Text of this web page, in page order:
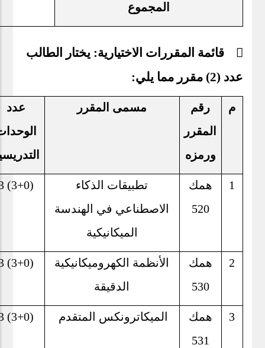
المجموع
 قائمة المقررات الاختيارية: يختار الطالب
عدد (2) مقرر مما يلي:
م
رقم
المقرر
ورمزه
مسمى المقرر
عدد
1
همك
520
تطبيقات الذكاء
الاصطناعي في الهندسة
الميكانيكية
(3+0)
2
همك
530
الأنظمة الكهروميكانيكية
الدقيقة
(3+0)
3
همك
531
الميكاترونكس المتقدم (3+0)